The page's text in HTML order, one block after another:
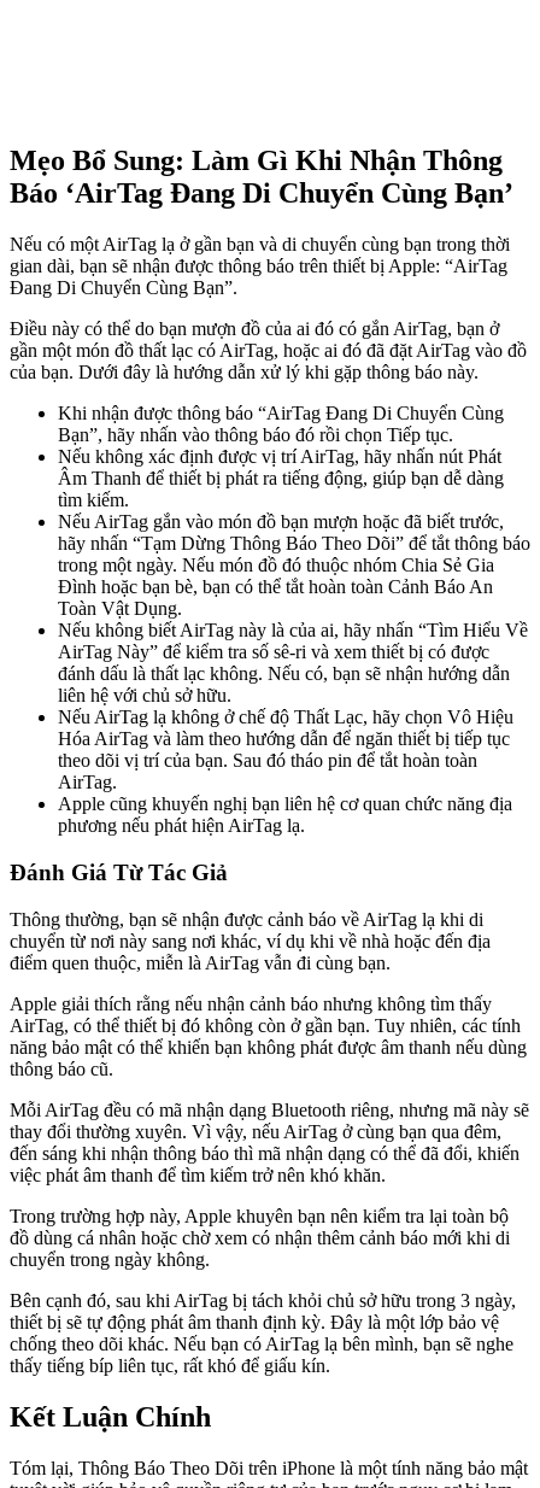
Mẹo Bổ Sung: Làm Gì Khi Nhận Thông
Báo ‘AirTag Đang Di Chuyển Cùng Bạn’
Nếu có một AirTag lạ ở gần bạn và di chuyển cùng bạn trong thời
gian dài, bạn sẽ nhận được thông báo trên thiết bị Apple: “AirTag
Đang Di Chuyển Cùng Bạn”.
Điều này có thể do bạn mượn đồ của ai đó có gắn AirTag, bạn ở
gần một món đồ thất lạc có AirTag, hoặc ai đó đã đặt AirTag vào đồ
của bạn. Dưới đây là hướng dẫn xử lý khi gặp thông báo này.
Khi nhận được thông báo “AirTag Đang Di Chuyển Cùng
Bạn”, hãy nhấn vào thông báo đó rồi chọn Tiếp tục.
Nếu không xác định được vị trí AirTag, hãy nhấn nút Phát
Âm Thanh để thiết bị phát ra tiếng động, giúp bạn dễ dàng
tìm kiếm.
Nếu AirTag gắn vào món đồ bạn mượn hoặc đã biết trước,
hãy nhấn “Tạm Dừng Thông Báo Theo Dõi” để tắt thông báo
trong một ngày. Nếu món đồ đó thuộc nhóm Chia Sẻ Gia
Đình hoặc bạn bè, bạn có thể tắt hoàn toàn Cảnh Báo An
Toàn Vật Dụng.
Nếu không biết AirTag này là của ai, hãy nhấn “Tìm Hiểu Về
AirTag Này” để kiểm tra số sê-ri và xem thiết bị có được
đánh dấu là thất lạc không. Nếu có, bạn sẽ nhận hướng dẫn
liên hệ với chủ sở hữu.
Nếu AirTag lạ không ở chế độ Thất Lạc, hãy chọn Vô Hiệu
Hóa AirTag và làm theo hướng dẫn để ngăn thiết bị tiếp tục
theo dõi vị trí của bạn. Sau đó tháo pin để tắt hoàn toàn
AirTag.
Apple cũng khuyến nghị bạn liên hệ cơ quan chức năng địa
phương nếu phát hiện AirTag lạ.
Đánh Giá Từ Tác Giả
Thông thường, bạn sẽ nhận được cảnh báo về AirTag lạ khi di
chuyển từ nơi này sang nơi khác, ví dụ khi về nhà hoặc đến địa
điểm quen thuộc, miễn là AirTag vẫn đi cùng bạn.
Apple giải thích rằng nếu nhận cảnh báo nhưng không tìm thấy
AirTag, có thể thiết bị đó không còn ở gần bạn. Tuy nhiên, các tính
năng bảo mật có thể khiến bạn không phát được âm thanh nếu dùng
thông báo cũ.
Mỗi AirTag đều có mã nhận dạng Bluetooth riêng, nhưng mã này sẽ
thay đổi thường xuyên. Vì vậy, nếu AirTag ở cùng bạn qua đêm,
đến sáng khi nhận thông báo thì mã nhận dạng có thể đã đổi, khiến
việc phát âm thanh để tìm kiếm trở nên khó khăn.
Trong trường hợp này, Apple khuyên bạn nên kiểm tra lại toàn bộ
đồ dùng cá nhân hoặc chờ xem có nhận thêm cảnh báo mới khi di
chuyển trong ngày không.
Bên cạnh đó, sau khi AirTag bị tách khỏi chủ sở hữu trong 3 ngày,
thiết bị sẽ tự động phát âm thanh định kỳ. Đây là một lớp bảo vệ
chống theo dõi khác. Nếu bạn có AirTag lạ bên mình, bạn sẽ nghe
thấy tiếng bíp liên tục, rất khó để giấu kín.
Kết Luận Chính
Tóm lại, Thông Báo Theo Dõi trên iPhone là một tính năng bảo mật